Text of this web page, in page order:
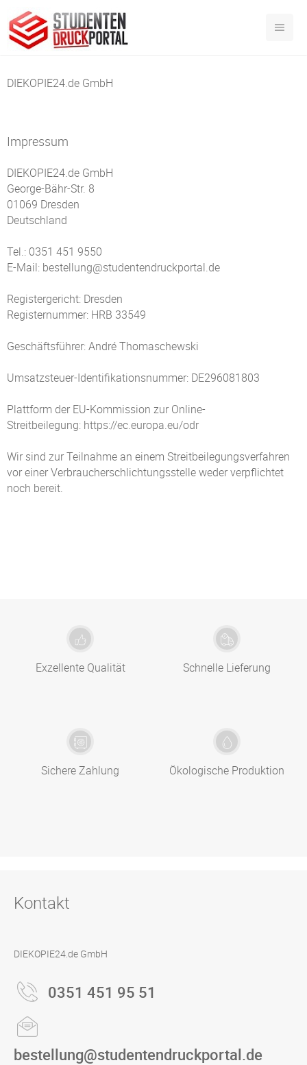
DIEKOPIE24.de GmbH
Impressum
DIEKOPIE24.de GmbH
George-Bähr-Str. 8
01069 Dresden
Deutschland
Tel.: 0351 451 9550
E-Mail: bestellung@studentendruckportal.de
Registergericht: Dresden
Registernummer: HRB 33549
Geschäftsführer: André Thomaschewski
Umsatzsteuer-Identifikationsnummer: DE296081803
Plattform der EU-Kommission zur Online-
Streitbeilegung: https://ec.europa.eu/odr
Wir sind zur Teilnahme an einem Streitbeilegungsverfahren
vor einer Verbraucherschlichtungsstelle weder verpflichtet
noch bereit.
Exzellente Qualität Schnelle Lieferung
Sichere Zahlung Ökologische Produktion
Kontakt
DIEKOPIE24.de GmbH
0351 451 95 51
bestellung@studentendruckportal.de